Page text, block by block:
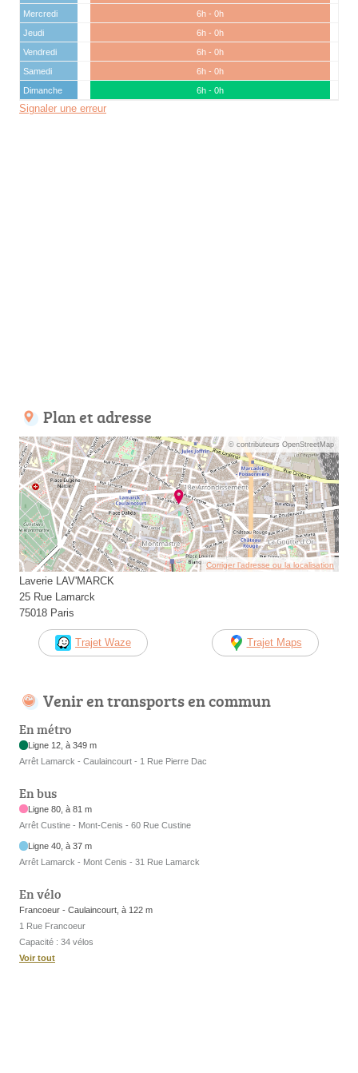
Mercredi
6h - 0h
Jeudi
6h - 0h
Vendredi
6h - 0h
Samedi
6h - 0h
Dimanche
6h - 0h
Signaler une erreur
Plan et adresse
© contributeurs OpenStreetMap
Corriger l’adresse ou la localisation
Laverie LAV'MARCK
25 Rue Lamarck
75018 Paris
Trajet Waze Trajet Maps
Venir en transports en commun
En métro
Ligne 12, à 349 m
Arrêt Lamarck - Caulaincourt - 1 Rue Pierre Dac
En bus
Ligne 80, à 81 m
Arrêt Custine - Mont-Cenis - 60 Rue Custine
Ligne 40, à 37 m
Arrêt Lamarck - Mont Cenis - 31 Rue Lamarck
En vélo
Francoeur - Caulaincourt, à 122 m
1 Rue Francoeur
Capacité : 34 vélos
Voir tout